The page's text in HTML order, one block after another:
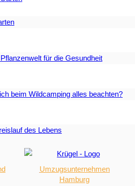
für die Gesundheit
beim Wildcamping alles beachten?
des Lebens
Umzugsunternehmen
Hamburg